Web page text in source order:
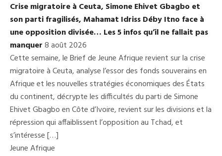
Crise migratoire à Ceuta, Simone Ehivet Gbagbo et
son parti fragilisés, Mahamat Idriss Déby Itno face à
une opposition divisée… Les 5 infos qu’il ne fallait pas
manquer8 août 2026
Cette semaine, le Brief de Jeune Afrique revient sur la crise
migratoire à Ceuta, analyse l’essor des fonds souverains en
Afrique et les nouvelles stratégies économiques des États
du continent, décrypte les difficultés du parti de Simone
Ehivet Gbagbo en Côte d’Ivoire, revient sur les divisions et la
répression qui affaiblissent l’opposition au Tchad, et
s’intéresse […]
Jeune Afrique